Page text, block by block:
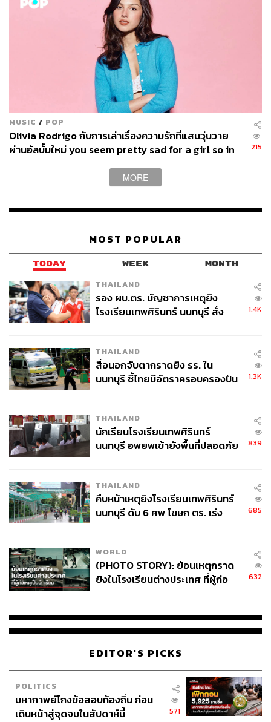
MUSIC / POP
Olivia Rodrigo กับการเล่าเรื่องความรักที่แสนวุ่นวาย
ผ่านอัลบั้มใหม่ you seem pretty sad for a girl so in
215
MORE
MOST POPULAR
TODAY WEEK MONTH
THAILAND
รอง ผบ.ตร. บัญชาการเหตุยิง
โรงเรียนเทพศิรินทร์ นนทบุรี สั่ง
1.4K
THAILAND
สื่อนอกจับตากราดยิง รร. ใน
นนทบุรี ชี้ไทยมีอัตราครอบครองปืน
1.3K
THAILAND
นักเรียนโรงเรียนเทพศิรินทร์
นนทบุรี อพยพเข้ายังพื้นที่ปลอดภัย
839
THAILAND
คืบหน้าเหตุยิงโรงเรียนเทพศิรินทร์
นนทบุรี ดับ 6 ศพ โฆษก ตร. เร่ง
685
WORLD
(PHOTO STORY): ย้อนเหตุกราด
ยิงในโรงเรียนต่างประเทศ ที่ผู้ก่อ
632
EDITOR'S PICKS
POLITICS
มหากาพย์โกงข้อสอบท้องถิ่น ก่อน
เดินหน้าสู่จุดจบในสัปดาห์นี้
571